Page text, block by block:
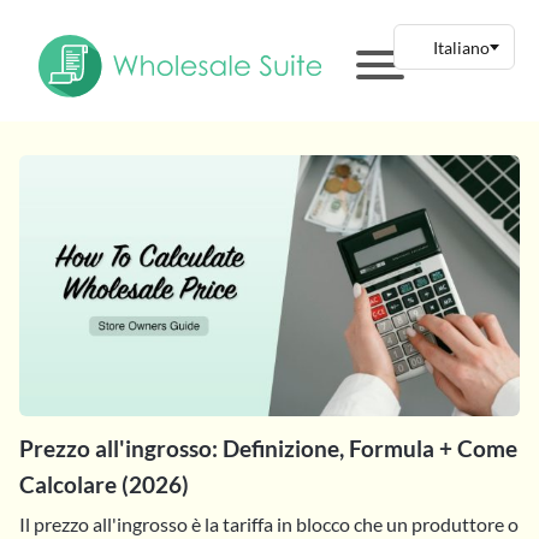
Prezzo all'ingrosso: Definizione, Formula + Come
Calcolare (2026)
Il prezzo all'ingrosso è la tariffa in blocco che un produttore o